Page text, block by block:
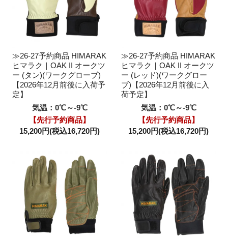
≫26-27予約商品 HIMARAK
ヒマラク｜OAK II オークツ
ー (タン)(ワークグローブ)
【2026年12月前後に入荷予
定】
気温：0℃～-9℃
【先行予約商品】
15,200円(税込16,720円)
≫26-27予約商品 HIMARAK
ヒマラク｜OAK II オークツ
ー (レッド)(ワークグロー
ブ)【2026年12月前後に入
荷予定】
気温：0℃～-9℃
【先行予約商品】
15,200円(税込16,720円)